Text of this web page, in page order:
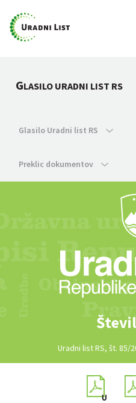
GLASILO URADNI LIST RS
Glasilo Uradni list RS
Preklic dokumentov
Uradni list RS, št. 85/